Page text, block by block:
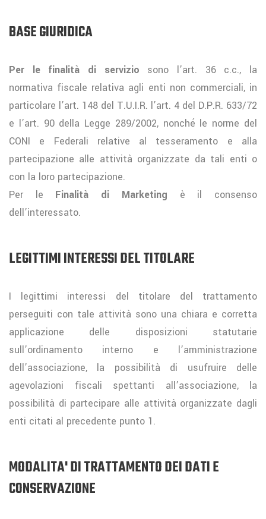
BASE GIURIDICA
Per le finalità di servizio sono l’art. 36 c.c., la
normativa fiscale relativa agli enti non commerciali, in
particolare l’art. 148 del T.U.I.R. l’art. 4 del D.P.R. 633/72
e l’art. 90 della Legge 289/2002, nonché le norme del
CONI e Federali relative al tesseramento e alla
partecipazione alle attività organizzate da tali enti o
con la loro partecipazione.
Per le Finalità di Marketing è il consenso
dell’interessato.
LEGITTIMI INTERESSI DEL TITOLARE
I legittimi interessi del titolare del trattamento
perseguiti con tale attività sono una chiara e corretta
applicazione delle disposizioni statutarie
sull’ordinamento interno e l’amministrazione
dell’associazione, la possibilità di usufruire delle
agevolazioni fiscali spettanti all’associazione, la
possibilità di partecipare alle attività organizzate dagli
enti citati al precedente punto 1.
MODALITA' DI TRATTAMENTO DEI DATI E
CONSERVAZIONE